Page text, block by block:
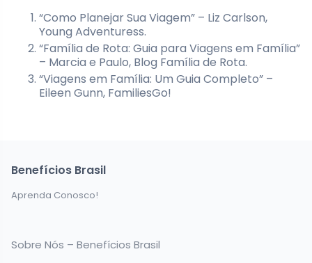
“Como Planejar Sua Viagem” – Liz Carlson,
Young Adventuress.
“Família de Rota: Guia para Viagens em Família”
– Marcia e Paulo, Blog Família de Rota.
“Viagens em Família: Um Guia Completo” –
Eileen Gunn, FamiliesGo!
Benefícios Brasil
Aprenda Conosco!
Sobre Nós – Benefícios Brasil